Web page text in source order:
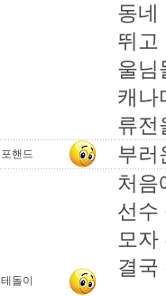
동
뛰고
울님
캐나
류전
포핸드 부러
테돌이
처음
선수
모
결국